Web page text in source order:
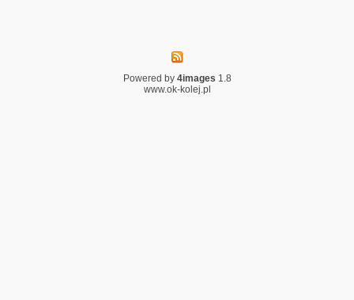
Powered by 4images 1.8
www.ok-kolej.pl